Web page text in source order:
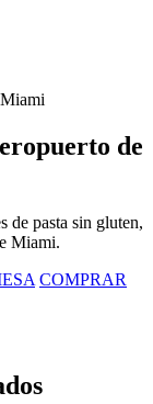
de
de pasta sin gluten,
Miami.
COMPRAR